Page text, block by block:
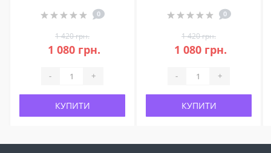
0
1 420 грн.
1 080 грн.
- +
КУПИТИ
0
1 420 грн.
1 080 грн.
- +
КУПИТИ